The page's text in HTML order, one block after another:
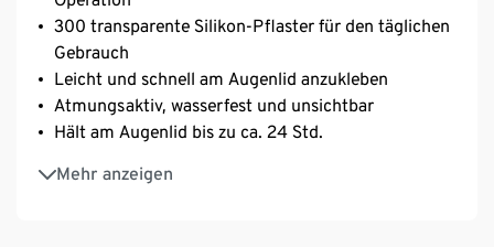
300 transparente Silikon-Pflaster für den täglichen
Gebrauch
Leicht und schnell am Augenlid anzukleben
Atmungsaktiv, wasserfest und unsichtbar
Hält am Augenlid bis zu ca. 24 Std.
Mehr anzeigen
Inkl. Pinzette – hilft beim Aufkleben der Tapes
Im praktischen Abroller in Herzform